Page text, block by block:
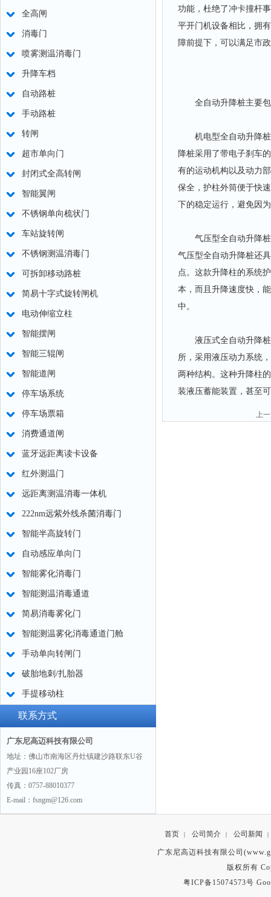
全高闸
消毒门
喷雾测温消毒门
升降车档
自动路桩
手动路桩
转闸
超市单向门
封闭式全高转闸
智能翼闸
不锈钢单向梳状门
车站旋转闸
不锈钢测温消毒门
可拆卸移动路桩
简易十字式旋转闸机
电动伸缩立柱
智能摆闸
智能三辊闸
智能道闸
停车场系统
停车场票箱
消费通道闸
蓝牙远距离读卡设备
红外测温门
远距离测温消毒一体机
222nm远紫外线杀菌消毒门
智能半高旋转门
自动感应单向门
智能雾化消毒门
智能测温消毒通道
简易消毒雾化门
智能测温雾化消毒通道门舱
手动单向转闸门
破胎地刺/扎胎器
手提移动柱
联系方式
广东尼高迈科技有限公司
地址：佛山市南海区丹灶镇建沙路联东U谷
产业园16座102厂房
传真：0757-88010377
E-mail：fsngm@126.com
功能，杜绝了冲卡撞杆
平开门机设备相比，拥
障前提下，可以满足市
全自动升降桩主要包
机电型全自动升降桩
降桩采用了带电子刹车
有的运动机构以及动力
保全，护柱外筒便于快
下的稳定运行，避免因
气压型全自动升降桩
气压型全自动升降桩还
点。这款升降柱的系统
本，而且升降速度快，
中。
液压式全自动升降桩
所，采用液压动力系统
两种结构。这种升降柱
装液压蓄能装置，甚至
上
首页 | 公司简介 | 公司新闻 |
广东尼高迈科技有限公司
版权所有
粤ICP备15074573号